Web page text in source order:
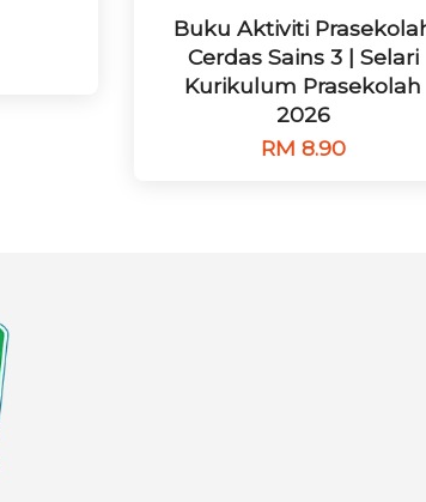
Buku Aktiviti
Cerdas Sains 3 | Selari
Kurikulum Prasekolah
2026
RM 8.90